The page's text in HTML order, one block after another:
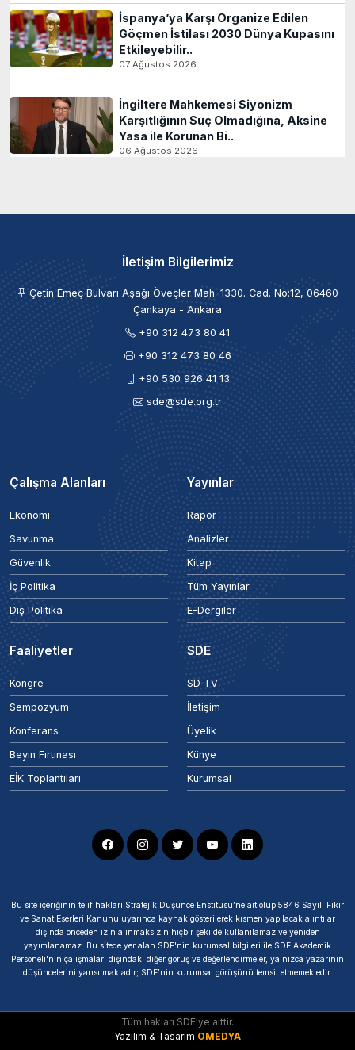
İspanya’ya Karşı Organize Edilen
Göçmen İstilası 2030 Dünya Kupasını
Etkileyebilir..
07 Ağustos 2026
İngiltere Mahkemesi Siyonizm
Karşıtlığının Suç Olmadığına, Aksine
Yasa ile Korunan Bi..
06 Ağustos 2026
İletişim Bilgilerimiz
Çetin Emeç Bulvarı Aşağı Öveçler Mah. 1330. Cad. No:12, 06460
Çankaya - Ankara
+90 312 473 80 41
+90 312 473 80 46
+90 530 926 41 13
sde@sde.org.tr
Çalışma Alanları
Ekonomi
Savunma
Güvenlik
İç Politika
Dış Politika
Yayınlar
Rapor
Analizler
Kitap
Tüm Yayınlar
E-Dergiler
Faaliyetler
Kongre
Sempozyum
Konferans
Beyin Fırtınası
EİK Toplantıları
SDE
SD TV
İletişim
Üyelik
Künye
Kurumsal
Bu site içeriğinin telif hakları Stratejik Düşünce Enstitüsü’ne ait olup 5846 Sayılı Fikir
ve Sanat Eserleri Kanunu uyarınca kaynak gösterilerek kısmen yapılacak alıntılar
dışında önceden izin alınmaksızın hiçbir şekilde kullanılamaz ve yeniden
yayımlanamaz. Bu sitede yer alan SDE'nin kurumsal bilgileri ile SDE Akademik
Personeli'nin çalışmaları dışındaki diğer görüş ve değerlendirmeler, yalnızca yazarının
düşüncelerini yansıtmaktadır; SDE'nin kurumsal görüşünü temsil etmemektedir.
Tüm hakları SDE'ye aittir.
Yazılım & Tasarım OMEDYA